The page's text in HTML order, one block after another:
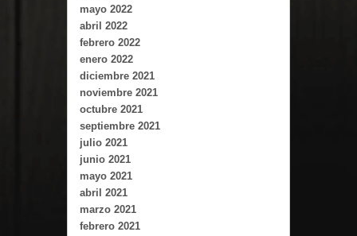
mayo 2022
abril 2022
febrero 2022
enero 2022
diciembre 2021
noviembre 2021
octubre 2021
septiembre 2021
julio 2021
junio 2021
mayo 2021
abril 2021
marzo 2021
febrero 2021